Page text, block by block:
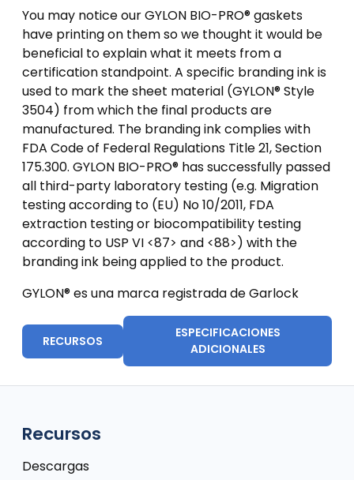
You may notice our GYLON BIO-PRO® gaskets
have printing on them so we thought it would be
beneficial to explain what it meets from a
certification standpoint. A specific branding ink is
used to mark the sheet material (GYLON® Style
3504) from which the final products are
manufactured. The branding ink complies with
FDA Code of Federal Regulations Title 21, Section
175.300. GYLON BIO-PRO® has successfully passed
all third-party laboratory testing (e.g. Migration
testing according to (EU) No 10/2011, FDA
extraction testing or biocompatibility testing
according to USP VI <87> and <88>) with the
branding ink being applied to the product.
GYLON® es una marca registrada de Garlock
RECURSOS
ESPECIFICACIONES
ADICIONALES
Recursos
Descargas